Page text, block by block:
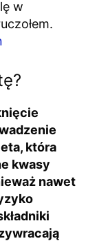
w
która
kwasy
nawet